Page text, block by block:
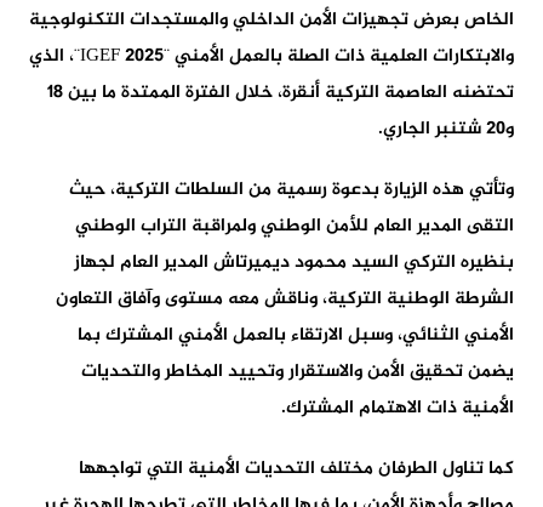
الخاص بعرض تجهيزات الأمن الداخلي والمستجدات التكنولوجية
والابتكارات العلمية ذات الصلة بالعمل الأمني ¨IGEF 2025¨، الذي
تحتضنه العاصمة التركية أنقرة، خلال الفترة الممتدة ما بين 18
و20 شتنبر الجاري.
وتأتي هذه الزيارة بدعوة رسمية من السلطات التركية، حيث
التقى المدير العام للأمن الوطني ولمراقبة التراب الوطني
بنظيره التركي السيد محمود ديميرتاش المدير العام لجهاز
الشرطة الوطنية التركية، وناقش معه مستوى وآفاق التعاون
الأمني الثنائي، وسبل الارتقاء بالعمل الأمني المشترك بما
يضمن تحقيق الأمن والاستقرار وتحييد المخاطر والتحديات
الأمنية ذات الاهتمام المشترك.
كما تناول الطرفان مختلف التحديات الأمنية التي تواجهها